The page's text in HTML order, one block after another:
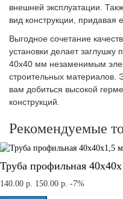
внешней эксплуатации.
вид конструкции, придавая
Выгодное сочетание
установки делает
40х40 мм незаменимым
строительных материалов.
вам добиться высокой
конструкций.
Рекомендуемые
Труба профильная
140.00 р. 150.00 р. -7%